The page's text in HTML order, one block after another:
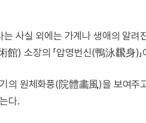
사실 외에는 가계나 생애의 알려
) 소장의 「압영번신(鴨泳飜身)
기의 원체화풍(院體畵風)을 보여주
다.